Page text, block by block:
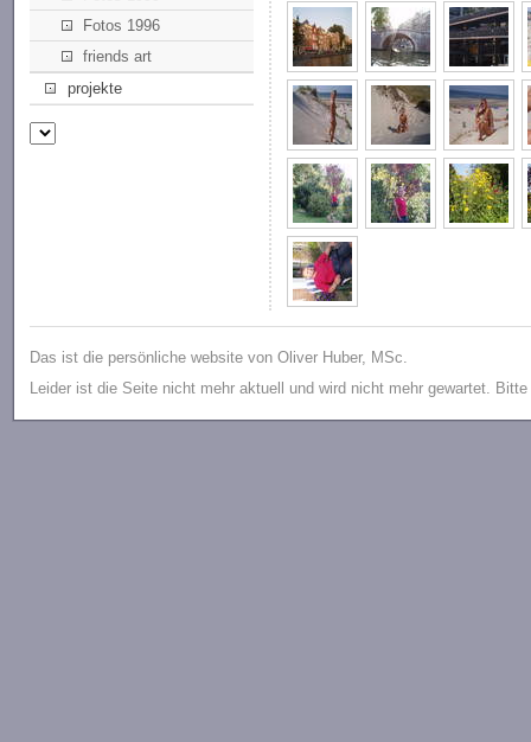
Fotos 1996
friends art
projekte
Das ist die persönliche website von Oliver Huber, MSc.
Leider ist die Seite nicht mehr aktuell und wird nicht mehr gewartet.